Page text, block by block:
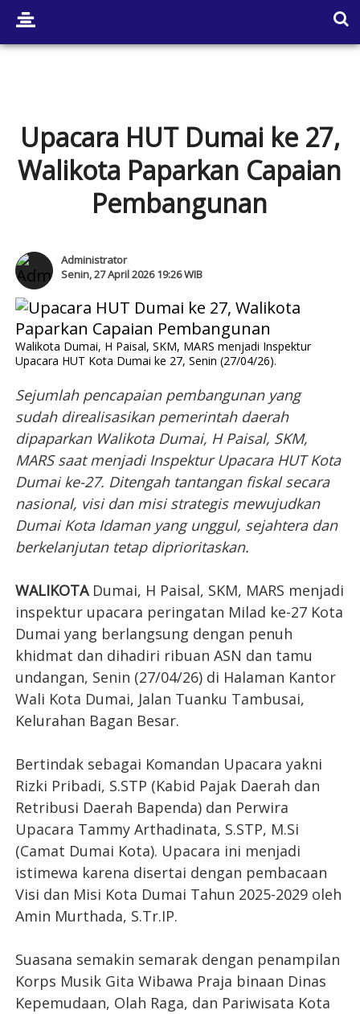
Upacara HUT Dumai ke 27,
Walikota Paparkan Capaian
Pembangunan
Administrator
Senin, 27 April 2026 19:26 WIB
Walikota Dumai, H Paisal, SKM, MARS menjadi Inspektur
Upacara HUT Kota Dumai ke 27, Senin (27/04/26).
Sejumlah pencapaian pembangunan yang
sudah direalisasikan pemerintah daerah
dipaparkan Walikota Dumai, H Paisal, SKM,
MARS saat menjadi Inspektur Upacara HUT Kota
Dumai ke-27. Ditengah tantangan fiskal secara
nasional, visi dan misi strategis mewujudkan
Dumai Kota Idaman yang unggul, sejahtera dan
berkelanjutan tetap diprioritaskan.
WALIKOTA Dumai, H Paisal, SKM, MARS menjadi
inspektur upacara peringatan Milad ke-27 Kota
Dumai yang berlangsung dengan penuh
khidmat dan dihadiri ribuan ASN dan tamu
undangan, Senin (27/04/26) di Halaman Kantor
Wali Kota Dumai, Jalan Tuanku Tambusai,
Kelurahan Bagan Besar.
Bertindak sebagai Komandan Upacara yakni
Rizki Pribadi, S.STP (Kabid Pajak Daerah dan
Retribusi Daerah Bapenda) dan Perwira
Upacara Tammy Arthadinata, S.STP, M.Si
(Camat Dumai Kota). Upacara ini menjadi
istimewa karena disertai dengan pembacaan
Visi dan Misi Kota Dumai Tahun 2025-2029 oleh
Amin Murthada, S.Tr.IP.
Suasana semakin semarak dengan penampilan
Korps Musik Gita Wibawa Praja binaan Dinas
Kepemudaan, Olah Raga, dan Pariwisata Kota